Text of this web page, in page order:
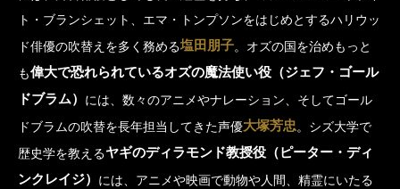
ト・ブランシェット、エマ・トンプソンをはじめとするハリウッ
ド俳優の吹替えを多く務める塩田朋子。オズの国を治めもっと
も偉大で恐れられているオズの魔法使い役（ジェフ・ゴール
ドブラム） には、数々のアニメやナレーション、そしてゴール
ドブラムの吹替を長年担当してきた声優大塚芳忠。シズ大学で
歴史学を教えるヤギのディラモンド教授役（ピーター・ディ
ンクレイジ） には、アニメや映画で動物や人間、精霊にいたる